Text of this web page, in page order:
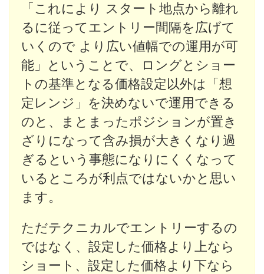
「これにより スタート地点から離れ
るに従ってエントリー間隔を広げて
いくので より広い値幅での運用が可
能」ということで、ロングとショー
トの基準となる価格設定以外は「想
定レンジ」を決めないで運用できる
のと、まとまったポジションが置き
ざりになって含み損が大きくなり過
ぎるという事態になりにくくなって
いるところが利点ではないかと思い
ます。
ただテクニカルでエントリーするの
ではなく、設定した価格より上なら
ショート、設定した価格より下なら